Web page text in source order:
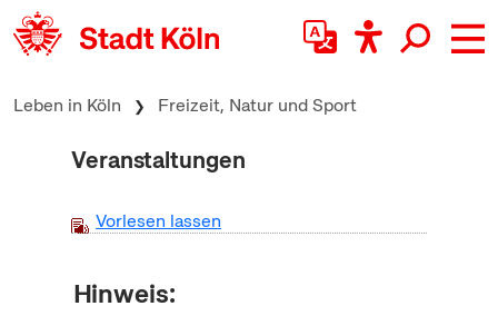
zum Inhalt springen
Leben in Köln Freizeit, Natur und Sport
Veranstaltungen
Vorlesen lassen
Hinweis: